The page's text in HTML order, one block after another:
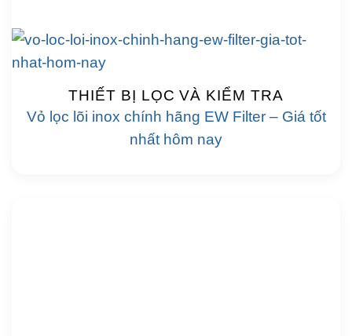
THIẾT BỊ LỌC VÀ KIỂM TRA
Vỏ lọc lõi inox chính hãng EW Filter – Giá tốt
nhất hôm nay